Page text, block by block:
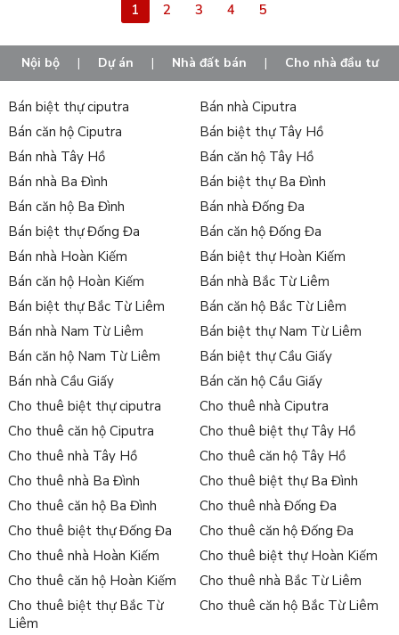
1 2 3 4 5
Nội bộ | Dự án | Nhà đất bán | Cho nhà đầu tư
Bán biệt thự ciputra
Bán nhà Ciputra
Bán căn hộ Ciputra
Bán biệt thự Tây Hồ
Bán nhà Tây Hồ
Bán căn hộ Tây Hồ
Bán nhà Ba Đình
Bán biệt thự Ba Đình
Bán căn hộ Ba Đình
Bán nhà Đống Đa
Bán biệt thự Đống Đa
Bán căn hộ Đống Đa
Bán nhà Hoàn Kiếm
Bán biệt thự Hoàn Kiếm
Bán căn hộ Hoàn Kiếm
Bán nhà Bắc Từ Liêm
Bán biệt thự Bắc Từ Liêm
Bán căn hộ Bắc Từ Liêm
Bán nhà Nam Từ Liêm
Bán biệt thự Nam Từ Liêm
Bán căn hộ Nam Từ Liêm
Bán biệt thự Cầu Giấy
Bán nhà Cầu Giấy
Bán căn hộ Cầu Giấy
Cho thuê biệt thự ciputra
Cho thuê nhà Ciputra
Cho thuê căn hộ Ciputra
Cho thuê biệt thự Tây Hồ
Cho thuê nhà Tây Hồ
Cho thuê căn hộ Tây Hồ
Cho thuê nhà Ba Đình
Cho thuê biệt thự Ba Đình
Cho thuê căn hộ Ba Đình
Cho thuê nhà Đống Đa
Cho thuê biệt thự Đống Đa
Cho thuê căn hộ Đống Đa
Cho thuê nhà Hoàn Kiếm
Cho thuê biệt thự Hoàn Kiếm
Cho thuê căn hộ Hoàn Kiếm
Cho thuê nhà Bắc Từ Liêm
Cho thuê biệt thự Bắc Từ
Liêm
Cho thuê căn hộ Bắc Từ Liêm